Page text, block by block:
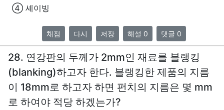
④ 셰이빙
채점 다시 저장 해설 0 댓글 0
28. 연강판의 두께가 2mm인 재료를 블랭킹
(blanking)하고자 한다. 블랭킹한 제품의 지름
이 18mm로 하고자 하면 펀치의 지름은 몇 mm
로 하여야 적당 하겠는가?